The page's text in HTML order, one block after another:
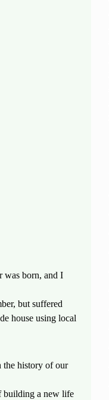
was born, and I
but suffered
house using local
history of our
building a new life